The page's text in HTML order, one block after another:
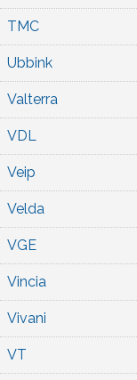
TMC
Ubbink
Valterra
VDL
Veip
Velda
VGE
Vincia
Vivani
VT